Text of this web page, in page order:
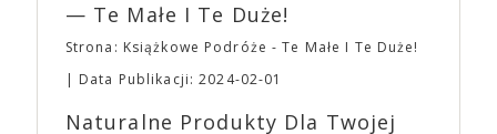
— Te Małe I Te Duże!
Strona: Książkowe Podróże - Te Małe I Te Duże!
Data Publikacji: 2024-02-01
Naturalne Produkty Dla Twojej